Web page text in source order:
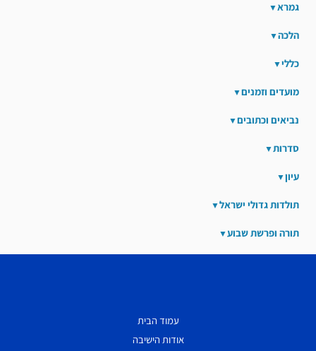
גמרא
הלכה
כללי
מועדים וזמנים
נביאים וכתובים
סדרות
עיון
תולדות גדולי ישראל
תורה ופרשת שבוע
עמוד הבית
אודות הישיבה